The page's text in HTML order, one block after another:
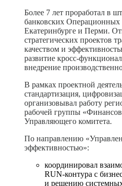
Более 7 лет проработал в
банковских Операционных
Екатеринбурге и Перми.
стратегических проектов
качеством и
развитие кросс-
внедрение производ
В рамках проектной
стандартизация,
организовывал работу
рабочей группы
Управляющего комитета.
По направлению
эффективностью»:
координировал
RUN-контура с
и решению